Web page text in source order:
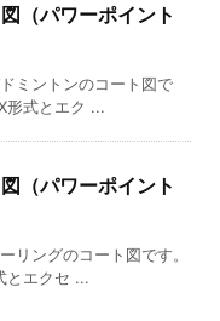
（パワーポイント
ミントンのコート図で
形式とエク ...
（パワーポイント
リングのコート図です。
とエクセ ...